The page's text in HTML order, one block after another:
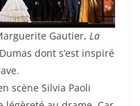
Gautier, La
dont s’est inspiré
scène Silvia Paoli